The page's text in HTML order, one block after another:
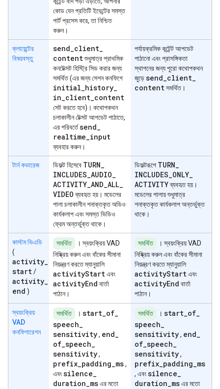
কোড যেন প্রতিটি ইভেন্টের সমস্ত
পার্ট প্রসেস করে, তা নিশ্চিত
করুন।
ক্লায়েন্টের
বিষয়বস্তু
send_client_
contentশুধুমাত্র প্রাথমিক
কনটেক্সট হিস্ট্রি সিড করার জন্য
সমর্থিত (এর জন্য সেশন কনফিগে
initial_history_
in_client_content
সেট করতে হবে)। কথোপকথন
চলাকালীন টেক্সট আপডেট পাঠাতে,
এর পরিবর্তেsend_
realtime_input
ব্যবহার করুন।
পর্যায়ক্রমিক কন্টেন্ট আপডেট
পাঠানো এবং প্রাসঙ্গিকতা
স্থাপনের জন্য পুরো কথোপকথন
জুড়েsend_client_
contentসমর্থিত।
টার্ন কভারেজ ডিফল্ট হিসেবে TURN_
INCLUDES_AUDIO_
ACTIVITY_AND_ALL_
VIDEOব্যবহৃত হয়। মডেলের
পালা চলাকালীন শনাক্তকৃত অডিও
কার্যকলাপ এবং সমস্ত ভিডিও
ফ্রেম অন্তর্ভুক্ত থাকে।
ডিফল্টরূপে TURN_
INCLUDES_ONLY_
ACTIVITYব্যবহৃত হয়।
মডেলের পালায় শুধুমাত্র
শনাক্তকৃত কার্যকলাপ অন্তর্ভুক্ত
থাকে।
কাস্টম ভিএডি
(
activity_
start/
activity_
end )
সমর্থিত
। স্বয়ংক্রিয় VAD
নিষ্ক্রিয় করুন এবং বাঁকের সীমানা
নিয়ন্ত্রণ করতে ম্যানুয়ালি
activityStartএবং
activityEnd বার্তা
পাঠান।
সমর্থিত
। স্বয়ংক্রিয় VAD
নিষ্ক্রিয় করুন এবং বাঁকের সীমানা
নিয়ন্ত্রণ করতে ম্যানুয়ালি
activityStartএবং
activityEnd বার্তা
পাঠান।
স্বয়ংক্রিয়
VAD
কনফিগারেশন
সমর্থিত ।start of
speech_
sensitivity, end_
of_speech_
sensitivity,
prefix_padding_ms,
এবংsilence_
duration_msএর মতো
সমর্থিত ।start of
speech_
sensitivity, end_
of_speech_
sensitivity,
prefix_padding_ms
, এবংsilence_
duration_msএর মতো